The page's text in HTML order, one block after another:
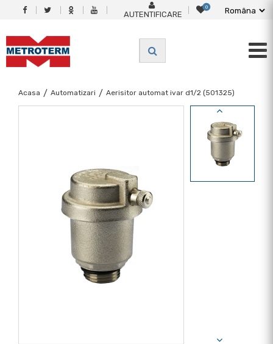
AUTENTIFICARE
0
Acasa / Automatizari / Aerisitor automat ivar d1/2 (501325)